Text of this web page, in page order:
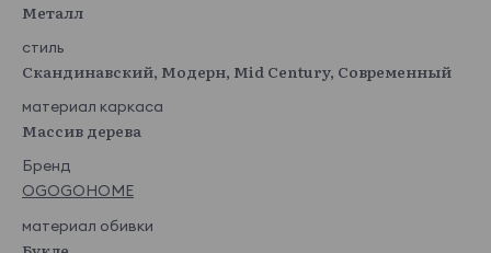
Металл
стиль
Скандинавский, Модерн, Mid Century, Современный
материал каркаса
Массив дерева
Бренд
OGOGOHOME
материал обивки